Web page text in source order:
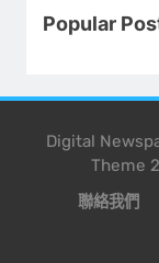
Popular
Digital
Theme
聯絡我們